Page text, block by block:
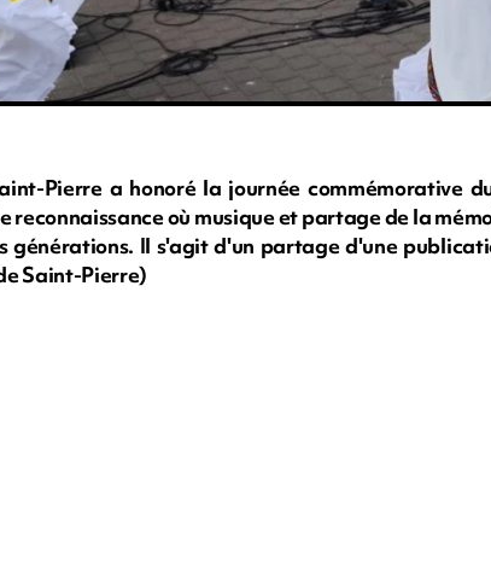
Pierre a honoré la journée commémorative
reconnaissance où musique et partage de la
générations. Il s'agit d'un partage d'une
Saint-Pierre)